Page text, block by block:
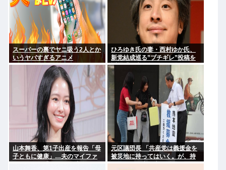
スーパーの裏でヤニ吸う2人とか
いうヤバすぎるアニメ
ひろゆき氏の妻・西村ゆか氏、
新党結成巡る”ブチギレ”投稿を
謝罪「配慮に欠けた行動でし
た」 夫婦で投稿
山本舞香、第1子出産を報告「母
子ともに健康」…夫のマイファ
元区議団長 「共産党は義援金を
被災地に持ってはいく。が、持
って行った先で党の活動のため